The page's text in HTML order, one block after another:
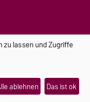
trotzdem uns
Elternhaus
Wie
zu lassen und Zugriffe
ablehnen Das ist ok